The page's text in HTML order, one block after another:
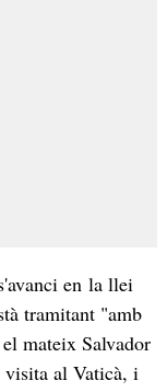
en la llei
tramitant "amb
mateix Salvador
visita al Vaticà, i